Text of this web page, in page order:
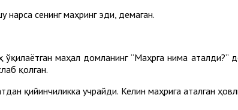
сенинг маҳринг эди, демаган.
маҳал домланинг “Маҳрга нима аталди?”
қолган.
қийинчиликка учрайди. Келин маҳрига аталган